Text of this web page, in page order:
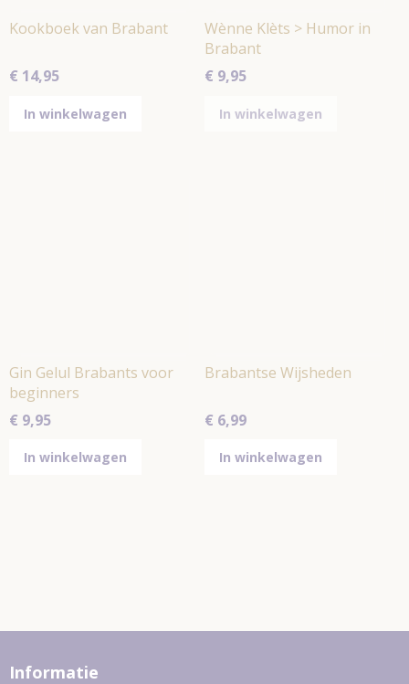
Kookboek van Brabant
€ 14,95
In winkelwagen
Wènne Klèts > Humor in
Brabant
€ 9,95
In winkelwagen
Gin Gelul Brabants voor
beginners
€ 9,95
In winkelwagen
Brabantse Wijsheden
€ 6,99
In winkelwagen
Informatie